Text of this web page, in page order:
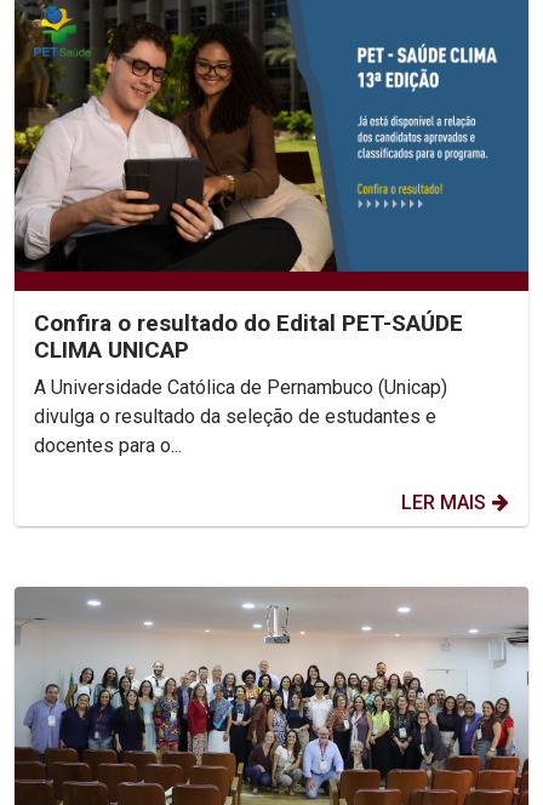
Confira o resultado do Edital PET-SAÚDE
CLIMA UNICAP
A Universidade Católica de Pernambuco (Unicap)
divulga o resultado da seleção de estudantes e
docentes para o...
LER MAIS